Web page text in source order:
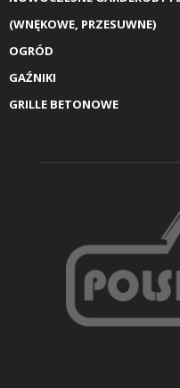
(WNĘKOWE, PRZESUWNE)
OGRÓD
GAŹNIKI
GRILLE BETONOWE